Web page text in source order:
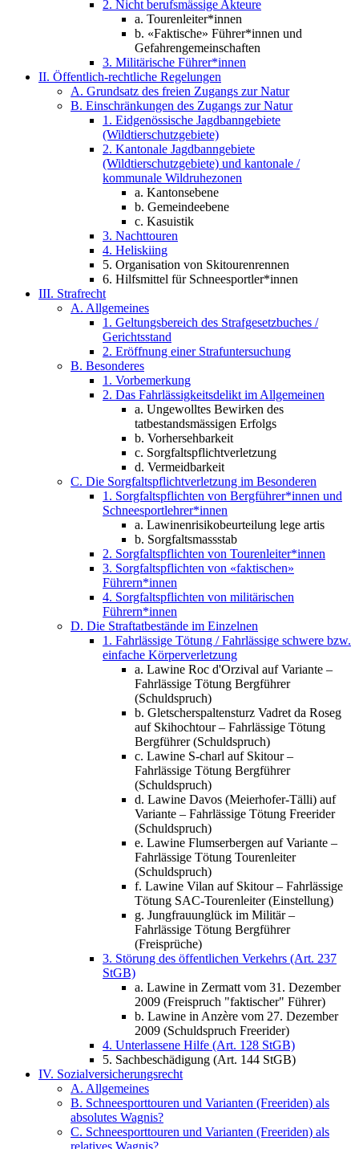
2. Nicht berufsmässige Akteure
a. Tourenleiter*innen
b. «Faktische» Führer*innen und
Gefahrengemeinschaften
3. Militärische Führer*innen
II. Öffentlich-rechtliche Regelungen
A. Grundsatz des freien Zugangs zur Natur
B. Einschränkungen des Zugangs zur Natur
1. Eidgenössische Jagdbanngebiete
(Wildtierschutzgebiete)
2. Kantonale Jagdbanngebiete
(Wildtierschutzgebiete) und kantonale /
kommunale Wildruhezonen
a. Kantonsebene
b. Gemeindeebene
c. Kasuistik
3. Nachttouren
4. Heliskiing
5. Organisation von Skitourenrennen
6. Hilfsmittel für Schneesportler*innen
III. Strafrecht
A. Allgemeines
1. Geltungsbereich des Strafgesetzbuches /
Gerichtsstand
2. Eröffnung einer Strafuntersuchung
B. Besonderes
1. Vorbemerkung
2. Das Fahrlässigkeitsdelikt im Allgemeinen
a. Ungewolltes Bewirken des
tatbestandsmässigen Erfolgs
b. Vorhersehbarkeit
c. Sorgfaltspflichtverletzung
d. Vermeidbarkeit
C. Die Sorgfaltspflichtverletzung im Besonderen
1. Sorgfaltspflichten von Bergführer*innen und
Schneesportlehrer*innen
a. Lawinenrisikobeurteilung lege artis
b. Sorgfaltsmassstab
2. Sorgfaltspflichten von Tourenleiter*innen
3. Sorgfaltspflichten von «faktischen»
Führern*innen
4. Sorgfaltspflichten von militärischen
Führern*innen
D. Die Straftatbestände im Einzelnen
1. Fahrlässige Tötung / Fahrlässige schwere bzw.
einfache Körperverletzung
a. Lawine Roc d'Orzival auf Variante –
Fahrlässige Tötung Bergführer
(Schuldspruch)
b. Gletscherspaltensturz Vadret da Roseg
auf Skihochtour – Fahrlässige Tötung
Bergführer (Schuldspruch)
c. Lawine S-charl auf Skitour –
Fahrlässige Tötung Bergführer
(Schuldspruch)
d. Lawine Davos (Meierhofer-Tälli) auf
Variante – Fahrlässige Tötung Freerider
(Schuldspruch)
e. Lawine Flumserbergen auf Variante –
Fahrlässige Tötung Tourenleiter
(Schuldspruch)
f. Lawine Vilan auf Skitour – Fahrlässige
Tötung SAC-Tourenleiter (Einstellung)
g. Jungfrauunglück im Militär –
Fahrlässige Tötung Bergführer
(Freisprüche)
3. Störung des öffentlichen Verkehrs (Art. 237
StGB)
a. Lawine in Zermatt vom 31. Dezember
2009 (Freispruch "faktischer" Führer)
b. Lawine in Anzère vom 27. Dezember
2009 (Schuldspruch Freerider)
4. Unterlassene Hilfe (Art. 128 StGB)
5. Sachbeschädigung (Art. 144 StGB)
IV. Sozialversicherungsrecht
A. Allgemeines
B. Schneesporttouren und Varianten (Freeriden) als
absolutes Wagnis?
C. Schneesporttouren und Varianten (Freeriden) als
relatives Wagnis?